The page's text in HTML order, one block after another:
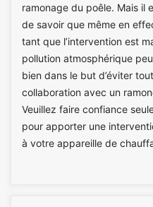
ramonage du poêle. Mais il
de savoir que même en
tant que l’intervention est
pollution atmosphérique
bien dans le but d’éviter
collaboration avec un
Veuillez faire confiance
pour apporter une
à votre appareille de